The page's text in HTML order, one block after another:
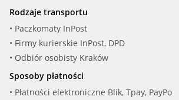
Rodzaje transportu
• Paczkomaty InPost
• Firmy kurierskie InPost, DPD
• Odbiór osobisty Kraków
Sposoby płatności
• Płatności elektroniczne Blik, Tpay, PayPo